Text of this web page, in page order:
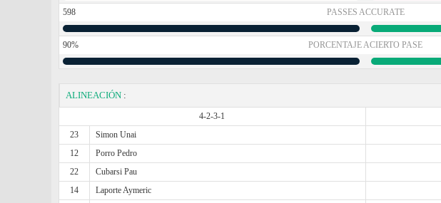
598 PASSES ACCURATE
90% PORCENTAJE ACIERTO PASE
ALINEACIÓN :
4-2-3-1
23
Simon Unai
12
Porro Pedro
22
Cubarsi Pau
14
Laporte Aymeric